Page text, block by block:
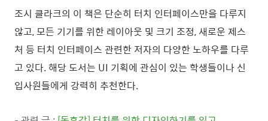
조시 클라크의 이 책은 단순히 터치 인터페이스만을 다루지
않고, 모든 기기를 위한 레이아웃 및 크기 조정, 새로운 제스
처 등 터치 인터페이스 관련한 저자의 다양한 노하우를 다루
고 있다. 해당 도서는 UI 기획에 관심이 있는 학생들이나 신
입사원들에게 강력히 추천한다.